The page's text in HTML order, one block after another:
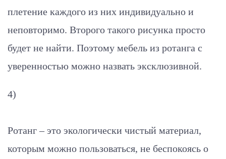
плетение каждого из них индивидуально и
неповторимо. Второго такого рисунка просто
будет не найти. Поэтому мебель из ротанга с
уверенностью можно назвать эксклюзивной.
4)
Ротанг – это экологически чистый материал,
которым можно пользоваться, не беспокоясь о